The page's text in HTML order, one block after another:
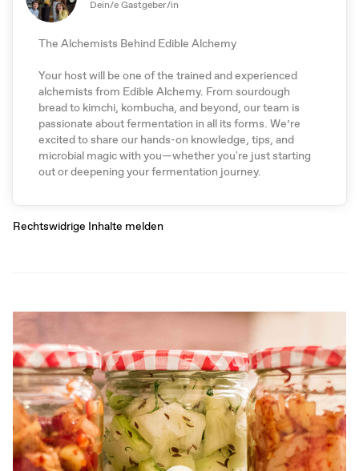
Dein/e Gastgeber/in
The Alchemists Behind Edible Alchemy
Your host will be one of the trained and experienced
alchemists from Edible Alchemy. From sourdough
bread to kimchi, kombucha, and beyond, our team is
passionate about fermentation in all its forms. We’re
excited to share our hands-on knowledge, tips, and
microbial magic with you—whether you're just starting
out or deepening your fermentation journey.
Rechtswidrige Inhalte melden